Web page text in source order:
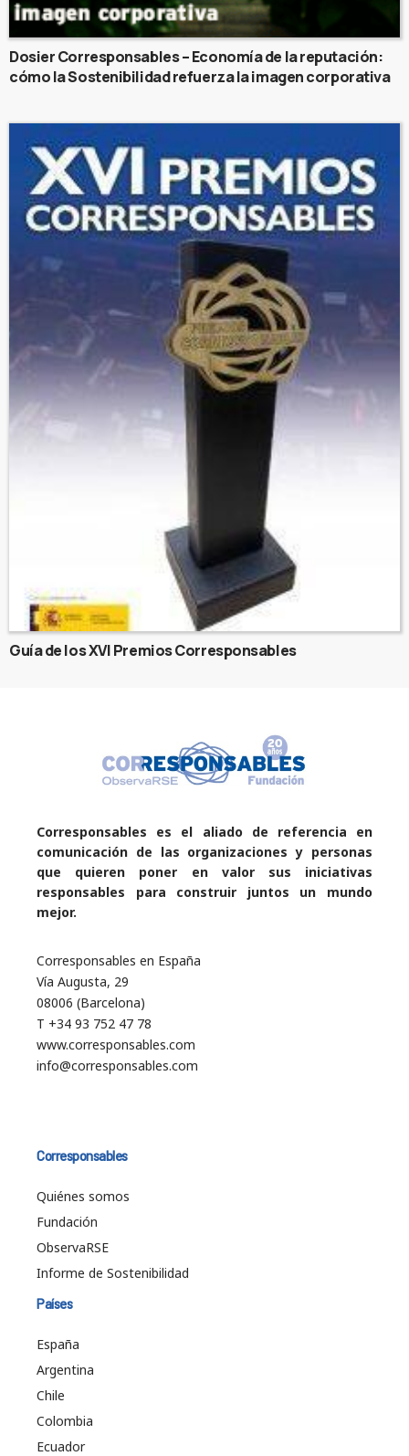
Dosier Corresponsables – Economía de la reputación:
cómo la Sostenibilidad refuerza la imagen corporativa
Guía de los XVI Premios Corresponsables
Corresponsables es el aliado de referencia en
comunicación de las organizaciones y personas
que quieren poner en valor sus iniciativas
responsables para construir juntos un mundo
mejor.
Corresponsables en España
Vía Augusta, 29
08006 (Barcelona)
T +34 93 752 47 78
www.corresponsables.com
info@corresponsables.com
Corresponsables
Quiénes somos
Fundación
ObservaRSE
Informe de Sostenibilidad
Países
España
Argentina
Chile
Colombia
Ecuador